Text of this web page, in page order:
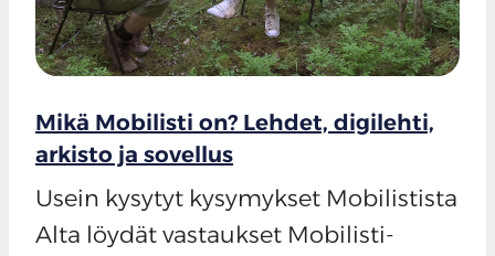
Mikä Mobilisti on? Lehdet, digilehti,
arkisto ja sovellus
Usein kysytyt kysymykset Mobilistista
Alta löydät vastaukset Mobilisti-